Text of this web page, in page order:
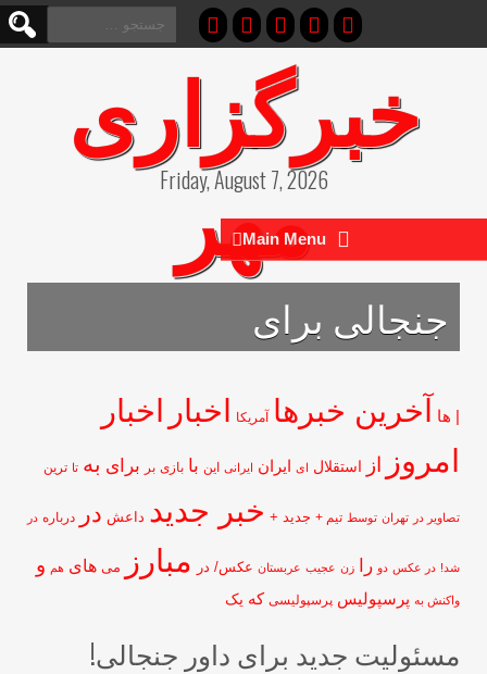
جستجو
برای:
خبرگزاری
مهر
Friday, August 7, 2026
Main Menu
جنجالی برای
آخرین خبرها آمریکا اخباراخبار
از استقلال ای ایران ایرانی این با بازی بر برای به تا ترین
در تهران توسط تیم + جدید + خبر جدید داعش در درباره در
در عکس دو را زن عجیب عربستان عکس/ در مبارز می های هم و
به پرسپولیس پرسپولیسی که یک
جدید برای داور جنجالی!